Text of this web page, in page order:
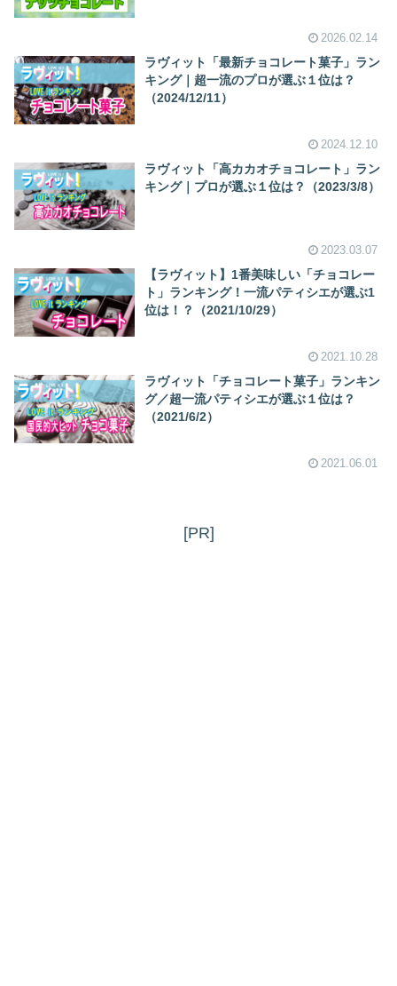
2026.02.14
ラヴィット「最新チョコレート菓子」ラン
キング｜超一流のプロが選ぶ１位は？
（2024/12/11）
2024.12.10
ラヴィット「高カカオチョコレート」ラン
キング｜プロが選ぶ１位は？（2023/3/8）
2023.03.07
【ラヴィット】1番美味しい「チョコレー
ト」ランキング！一流パティシエが選ぶ1
位は！？（2021/10/29）
2021.10.28
ラヴィット「チョコレート菓子」ランキン
グ／超一流パティシエが選ぶ１位は？
（2021/6/2）
2021.06.01
[PR]